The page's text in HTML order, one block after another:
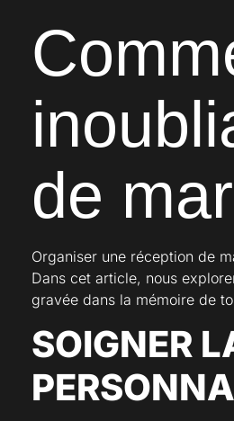
de
Organiser une réception de
Dans cet article, nous
gravée dans la mémoire de
SOIGNER